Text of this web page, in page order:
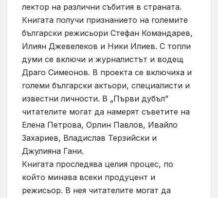
лектор на различни събития в страната.
Книгата получи признанието на големите
български режисьори Стефан Командарев,
Илиян Джевелеков и Ники Илиев. С топли
думи се включи и журналистът и водещ
Драго Симеонов. В проекта се включиха и
големи български актьори, специалисти и
известни личности. В „Първи дубъл”
читателите могат да намерят съветите на
Елена Петрова, Орлин Павлов, Ивайло
Захариев, Владислав Терзийски и
Джулияна Гани.
Книгата проследява целия процес, по
който минава всеки продуцент и
режисьор. В нея читателите могат да